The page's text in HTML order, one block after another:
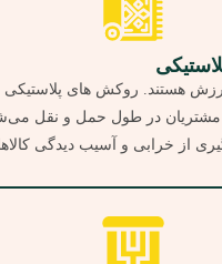
هستند. روکش های پلاستیکی
در طول حمل و نقل
از خرابی و آسیب دیدگی